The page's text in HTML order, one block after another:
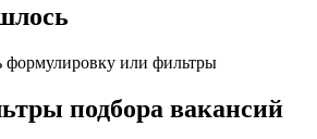
формулировку или фильтры
подбора вакансий